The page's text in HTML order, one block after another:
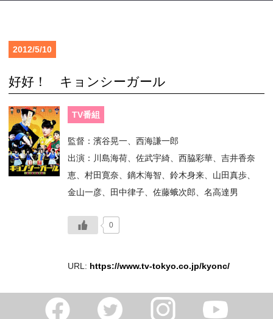
2012/5/10
好好！ キョンシーガール
TV番組
監督：濱谷晃一、西海謙一郎
出演：川島海荷、佐武宇綺、西脇彩華、吉井香奈
恵、村田寛奈、鏑木海智、鈴木身来、山田真歩、
金山一彦、田中律子、佐藤蛾次郎、名高達男
0
URL: https://www.tv-tokyo.co.jp/kyonc/